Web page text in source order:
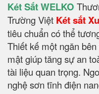
Két Sắt WELKO
Trường Việt Két sắt
tiêu chuẩn có thể
Thiết kế một ngăn
mật giúp tăng sự an
tài liệu quan trọng.
nghệ sơn tĩnh điện